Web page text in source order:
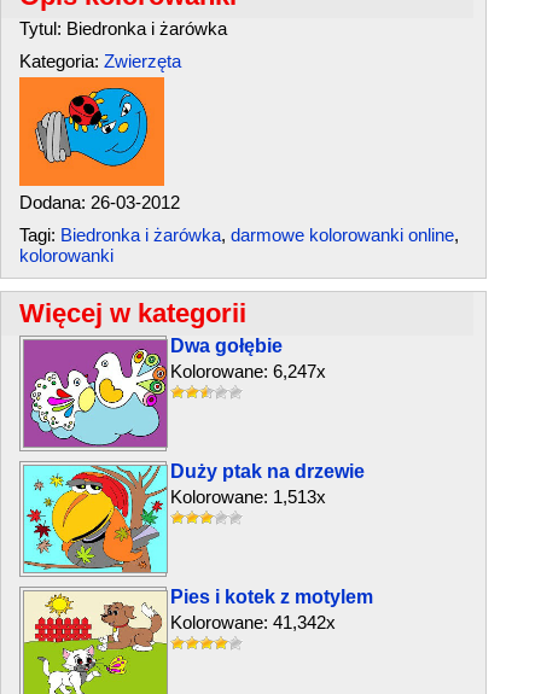
Tytul: Biedronka i żarówka
Kategoria: Zwierzęta
Dodana: 26-03-2012
Tagi: Biedronka i żarówka, darmowe kolorowanki online,
kolorowanki
Więcej w kategorii
Dwa gołębie
Kolorowane: 6,247x
Duży ptak na drzewie
Kolorowane: 1,513x
Pies i kotek z motylem
Kolorowane: 41,342x